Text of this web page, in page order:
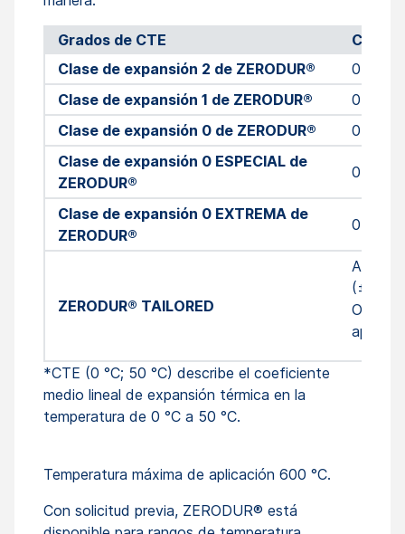
Grados de CTE
CTE
Clase de expansión 2 de ZERODUR®
0 ±
Clase de expansión 1 de ZERODUR®
0 ±
Clase de expansión 0 de ZERODUR®
0 ±
Clase de expansión 0 ESPECIAL de
ZERODUR®
0 ±
Clase de expansión 0 EXTREMA de
ZERODUR®
0 ±
ZERODUR® TAILORED
A
(±
*CTE (0 °C; 50 °C) describe el coeficiente
medio lineal de expansión térmica en la
temperatura de 0 °C a 50 °C.
Temperatura máxima de aplicación 600 °C.
Con solicitud previa, ZERODUR® está